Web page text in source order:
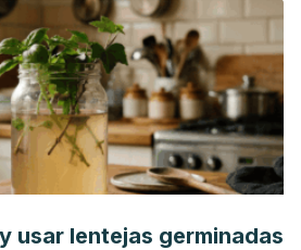
usar lentejas germinadas